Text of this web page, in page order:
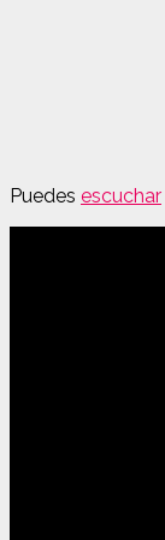
Puedes escuchar